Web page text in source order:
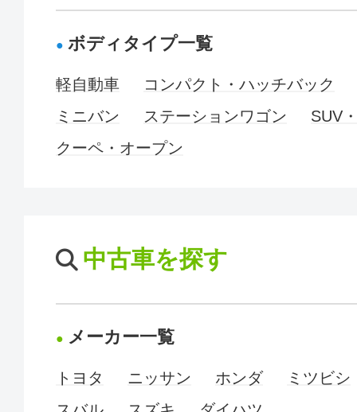
ボディタイプ一覧
軽自動車
コンパクト・ハッチバック
ミニバン
ステーションワゴン
SUV
クーペ・オープン
中古車を探す
メーカー一覧
トヨタ ニッサン ホンダ
ミツビシ